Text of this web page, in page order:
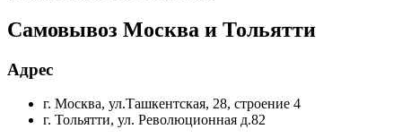
Самовывоз Москва и Тольятти
Адрес
г. Москва, ул.Ташкентская, 28, строение 4
г. Тольятти, ул. Революционная д.82